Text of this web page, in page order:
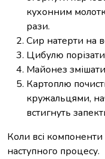
кухонним
рази.
Сир натерти на
Цибулю
Майонез
Картоплю
кружальцями,
встигнуть
Коли всі
наступного процесу.